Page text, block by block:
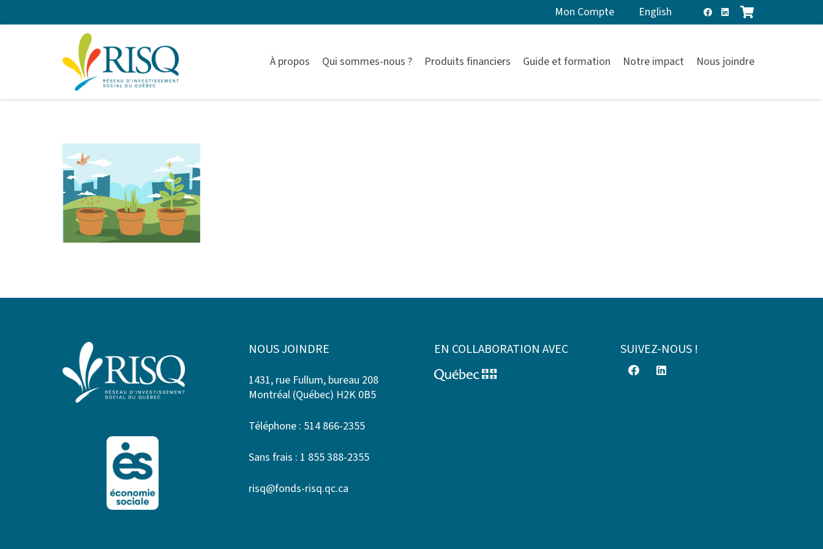
Mon Compte English
À propos Qui sommes-nous ? Produits financiers Guide et formation Notre impact Nous joindre
NOUS JOINDRE
1431, rue Fullum, bureau 208
Montréal (Québec) H2K 0B5
Téléphone : 514 866-2355
Sans frais : 1 855 388-2355
risq@fonds-risq.qc.ca
EN COLLABORATION AVEC SUIVEZ-NOUS !